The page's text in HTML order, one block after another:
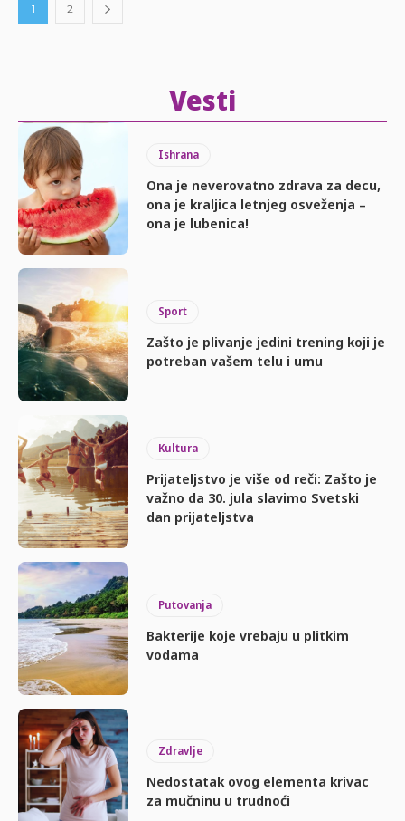
1 2
Vesti
Ishrana
Ona je neverovatno zdrava za decu,
ona je kraljica letnjeg osveženja –
ona je lubenica!
Sport
Zašto je plivanje jedini trening koji je
potreban vašem telu i umu
Kultura
Prijateljstvo je više od reči: Zašto je
važno da 30. jula slavimo Svetski
dan prijateljstva
Putovanja
Bakterije koje vrebaju u plitkim
vodama
Zdravlje
Nedostatak ovog elementa krivac
za mučninu u trudnoći